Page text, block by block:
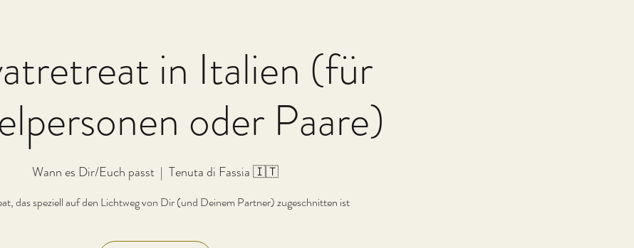
in Italien (für
oder Paare)
Wann es Dir/Euch passt
  |
Tenuta di Fassia 🇮🇹
das speziell auf den Lichtweg von Dir (und Deinem Partner) zugeschnitten ist